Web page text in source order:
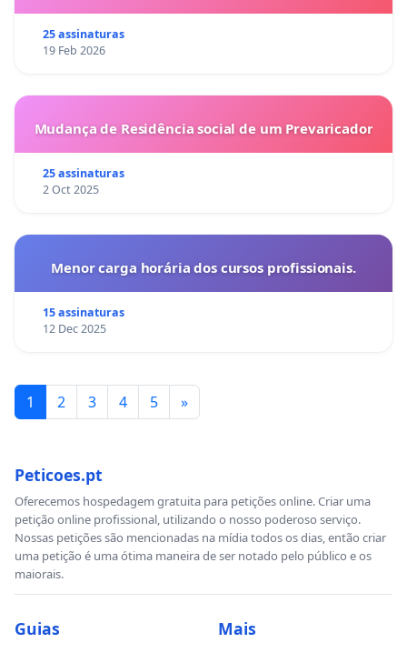
25 assinaturas
19 Feb 2026
Mudança de Residência social de um Prevaricador
25 assinaturas
2 Oct 2025
Menor carga horária dos cursos profissionais.
15 assinaturas
12 Dec 2025
1 2 3 4 5 »
Peticoes.pt
Oferecemos hospedagem gratuita para petições online. Criar uma
petição online profissional, utilizando o nosso poderoso serviço.
Nossas petições são mencionadas na mídia todos os dias, então criar
uma petição é uma ótima maneira de ser notado pelo público e os
maiorais.
Guias Mais